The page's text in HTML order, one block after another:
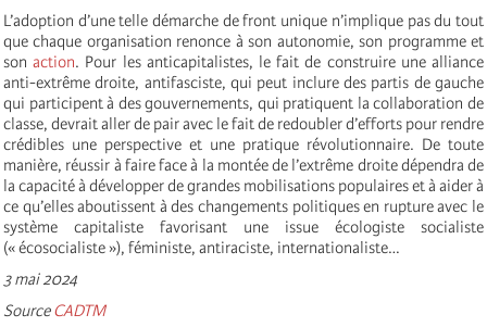
L’adoption d’une telle démarche de front unique n’implique pas du tout
que chaque organisation renonce à son autonomie, son programme et
sonaction. Pour les anticapitalistes, le fait de construire une alliance
anti-extrême droite, antifasciste, qui peut inclure des partis de gauche
qui participent à des gouvernements, qui pratiquent la collaboration de
classe, devrait aller de pair avec le fait de redoubler d’efforts pour rendre
crédibles une perspective et une pratique révolutionnaire. De toute
manière, réussir à faire face à la montée de l’extrême droite dépendra de
la capacité à développer de grandes mobilisations populaires et à aider à
ce qu’elles aboutissent à des changements politiques en rupture avec le
système capitaliste favorisant une issue écologiste socialiste
(« écosocialiste »), féministe, antiraciste, internationaliste…
3 mai 2024
SourceCADTM